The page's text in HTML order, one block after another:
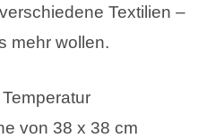
Textilien –
mehr wollen.
von 38 x 38 cm